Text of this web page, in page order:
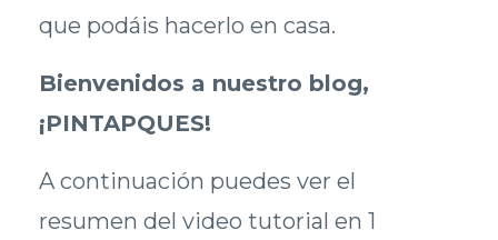
que podáis hacerlo en casa.
Bienvenidos a nuestro blog,
¡PINTAPQUES!
A continuación puedes ver el
resumen del video tutorial en 1